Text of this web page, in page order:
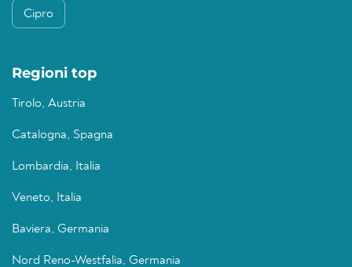
Cipro
Regioni top
Tirolo, Austria
Catalogna, Spagna
Lombardia, Italia
Veneto, Italia
Baviera, Germania
Nord Reno-Westfalia, Germania